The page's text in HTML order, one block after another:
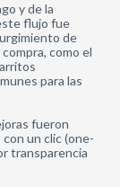
y de la
flujo fue
de
como el
para las
fueron
un clic (one-
transparencia